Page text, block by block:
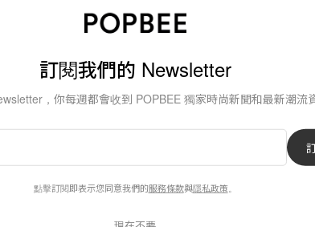
年之後也不過時！買了絕不
夏日裙款
盲目趕潮流，不如花錢在值得的單品上！
Ashley Pang/2020年7月14日
訂閱我們的 Newsletter
，你每週都會收到 POPBEE 獨家時尚新聞和最新潮流
點擊訂閱即表示您同意我們的服務條款與隱私政策